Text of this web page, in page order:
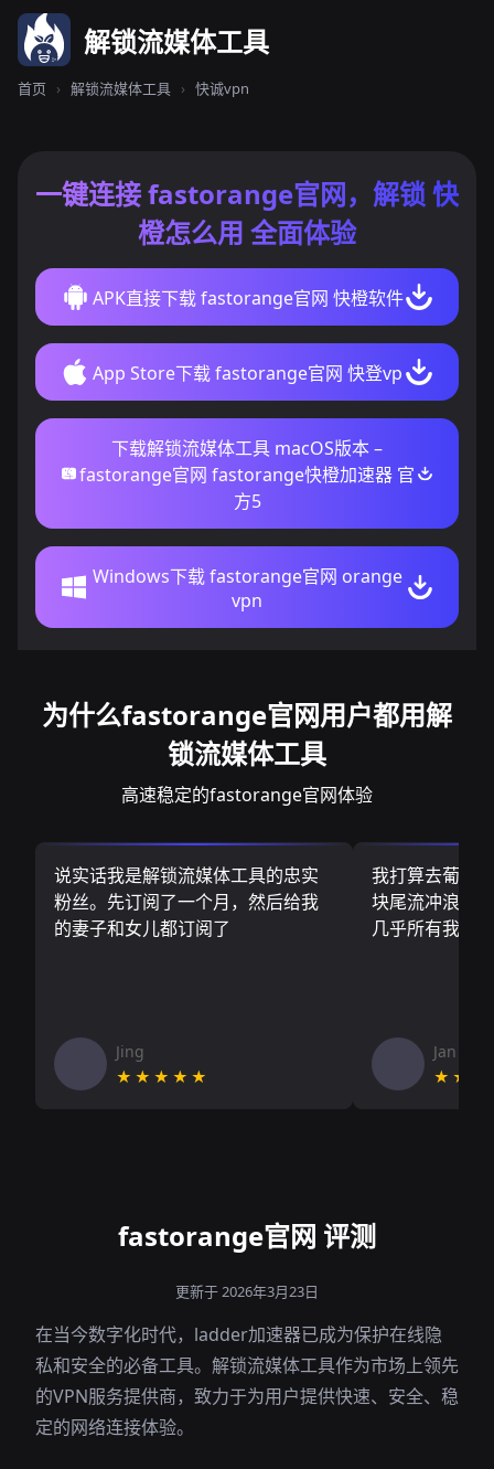
解锁流媒体工具
首页 › 解锁流媒体工具 › 快诚vpn
一键连接 fastorange官网，解锁 快
橙怎么用 全面体验
APK直接下载 fastorange官网 快橙软件
App Store下载 fastorange官网 快登vp
下载解锁流媒体工具 macOS版本 –
fastorange官网 fastorange快橙加速器 官
方5
Windows下载 fastorange官网 orange
vpn
为什么fastorange官网用户都用解
锁流媒体工具
高速稳定的fastorange官网体验
说实话我是解锁流媒体工具的忠实
粉丝。先订阅了一个月，然后给我
的妻子和女儿都订阅了
Jing
★★★★★
我打算去葡萄
块尾流冲浪板
几乎所有我需
Jan V
fastorange官网 评测
更新于 2026年3月23日
在当今数字化时代，ladder加速器已成为保护在线隐
私和安全的必备工具。解锁流媒体工具作为市场上领先
的VPN服务提供商，致力于为用户提供快速、安全、稳
定的网络连接体验。